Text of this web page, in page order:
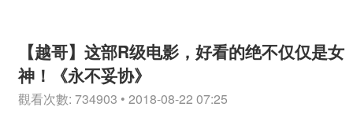
【越哥】这部R级电影，好看的绝不仅仅是女
神！《永不妥协》
觀看次數: 734903 • 2018-08-22 07:25